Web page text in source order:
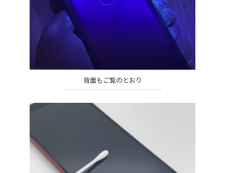
背面もご覧のとおり